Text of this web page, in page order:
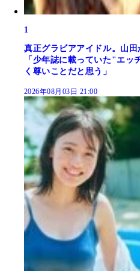
1
真正グラビアアイドル。山
「少年誌に載っていた"エ
く尊いことだと思う」
2026年08月03日 21:00